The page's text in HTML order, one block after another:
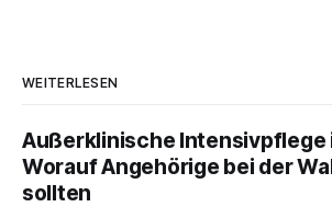
WEITERLESEN
Außerklinische Intensivpflege
Worauf Angehörige bei der
sollten